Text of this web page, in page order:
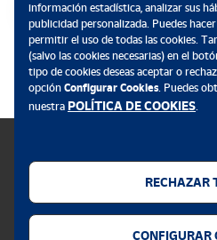
Política de cookies
información estadística, analizar sus
publicidad personalizada. Puedes
permitir el uso de todas las cookies.
(salvo las cookies necesarias) en el
tipo de cookies deseas aceptar o
opción Configurar Cookies. Puedes
nuestra POLÍTICA DE COOKIES.
RECHAZAR
CONFIGURAR